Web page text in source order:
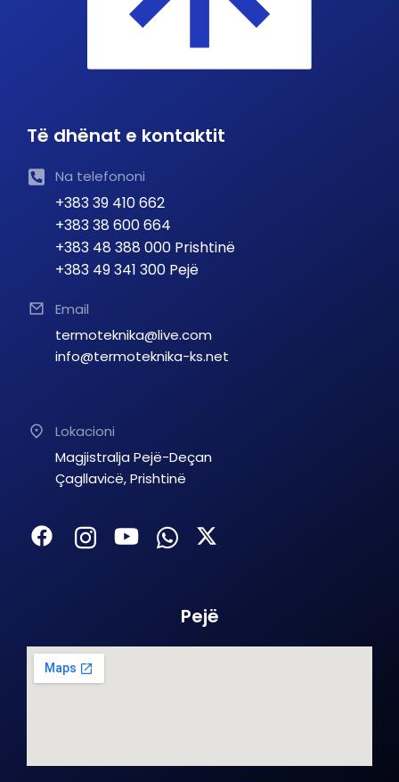
Të dhënat e kontaktit
Na telefononi
+383 39 410 662
+383 38 600 664
+383 48 388 000 Prishtinë
+383 49 341 300 Pejë
Email
termoteknika@live.com
info@termoteknika-ks.net
Lokacioni
Magjistralja Pejë-Deçan
Çagllavicë, Prishtinë
Pejë